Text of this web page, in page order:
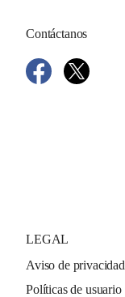
Contáctanos
LEGAL
Aviso de privacidad
Políticas de usuario